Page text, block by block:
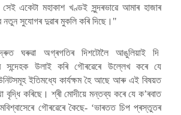
একেটা মহাকাশ খণ্ডই সুন্দৰভাৱে আমাৰ হাজাৰ
নতুন সুযোগৰ দুৱাৰ মুকলি কৰি দিছে।"
দ্ৰুত ঘৰুৱা অগ্ৰগতিৰ দিশটোলৈ আঙুলিয়াই দি
সন্দেহক উলাই কৰি গৌৰৱেৰে উল্লেখ কৰে যে
ইতিমধ্যে কাৰ্যক্ষম হৈ আছে আৰু এই বিষয়ত
বৃদ্ধি কৰিছে। শ্ৰী মোদীয়ে মন্তব্য কৰে যে ক’ৰবাত
গৌৰৱেৰে কৈছে- ‘ভাৰতত চিপ প্ৰস্তুতৰ